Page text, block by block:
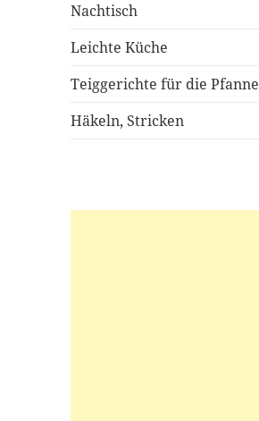
Nachtisch
Leichte Küche
Teiggerichte für die Pfanne
Häkeln, Stricken